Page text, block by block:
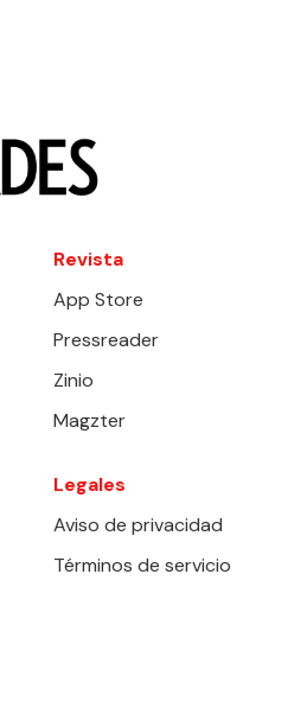
Revista
App Store
Pressreader
Zinio
Magzter
Legales
Aviso de privacidad
Términos de servicio